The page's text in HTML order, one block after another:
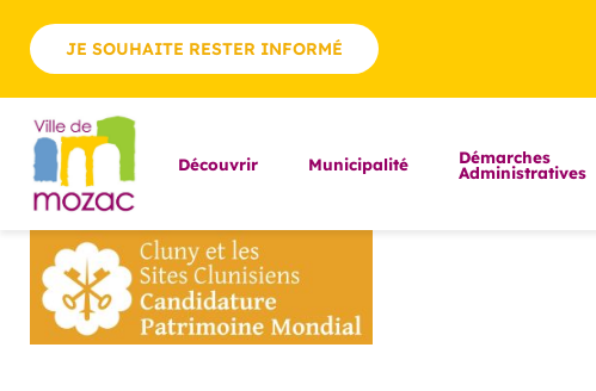
JE SOUHAITE RESTER INFORMÉ
Découvrir Municipalité Démarches
Administratives